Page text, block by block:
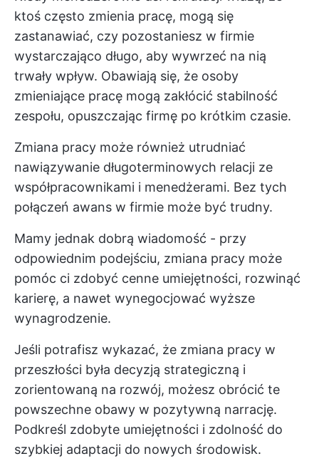
ktoś często zmienia pracę, mogą się
zastanawiać, czy pozostaniesz w firmie
wystarczająco długo, aby wywrzeć na nią
trwały wpływ. Obawiają się, że osoby
zmieniające pracę mogą zakłócić stabilność
zespołu, opuszczając firmę po krótkim czasie.
Zmiana pracy może również utrudniać
nawiązywanie długoterminowych relacji ze
współpracownikami i menedżerami. Bez tych
połączeń awans w firmie może być trudny.
Mamy jednak dobrą wiadomość - przy
odpowiednim podejściu, zmiana pracy może
pomóc ci zdobyć cenne umiejętności, rozwinąć
karierę, a nawet wynegocjować wyższe
wynagrodzenie.
Jeśli potrafisz wykazać, że zmiana pracy w
przeszłości była decyzją strategiczną i
zorientowaną na rozwój, możesz obrócić te
powszechne obawy w pozytywną narrację.
Podkreśl zdobyte umiejętności i zdolność do
szybkiej adaptacji do nowych środowisk.